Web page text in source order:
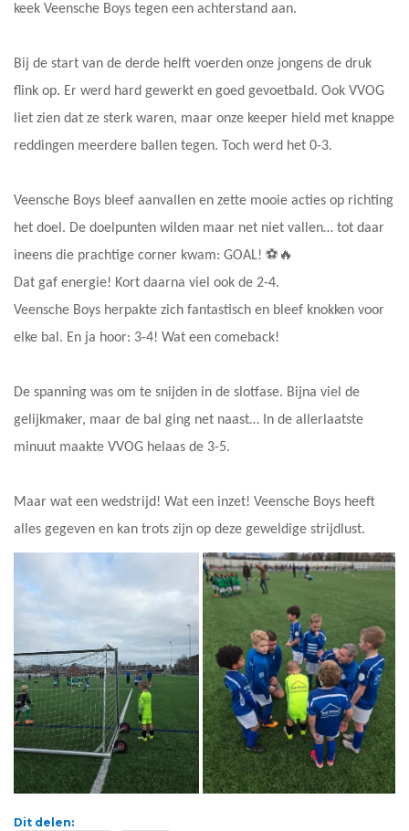
keek Veensche Boys tegen een achterstand aan.
Bij de start van de derde helft voerden onze jongens de druk
flink op. Er werd hard gewerkt en goed gevoetbald. Ook VVOG
liet zien dat ze sterk waren, maar onze keeper hield met knappe
reddingen meerdere ballen tegen. Toch werd het 0-3.
Veensche Boys bleef aanvallen en zette mooie acties op richting
het doel. De doelpunten wilden maar net niet vallen… tot daar
ineens die prachtige corner kwam: GOAL! ⚽🔥
Dat gaf energie! Kort daarna viel ook de 2-4.
Veensche Boys herpakte zich fantastisch en bleef knokken voor
elke bal. En ja hoor: 3-4! Wat een comeback!
De spanning was om te snijden in de slotfase. Bijna viel de
gelijkmaker, maar de bal ging net naast… In de allerlaatste
minuut maakte VVOG helaas de 3-5.
Maar wat een wedstrijd! Wat een inzet! Veensche Boys heeft
alles gegeven en kan trots zijn op deze geweldige strijdlust.
Dit delen: